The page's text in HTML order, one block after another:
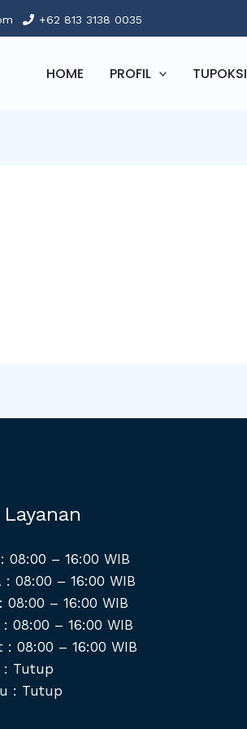
+62 813 3138 0035
HOME PROFIL TUPOKSI
08:00 – 16:00 WIB
: 08:00 – 16:00 WIB
08:00 – 16:00 WIB
: 08:00 – 16:00 WIB
: 08:00 – 16:00 WIB
: Tutup
: Tutup